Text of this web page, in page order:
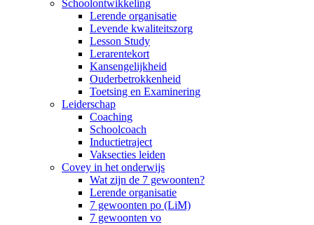
Schoolontwikkeling
Lerende organisatie
Levende kwaliteitszorg
Lesson Study
Lerarentekort
Kansengelijkheid
Ouderbetrokkenheid
Toetsing en Examinering
Leiderschap
Coaching
Schoolcoach
Inductietraject
Vaksecties leiden
Covey in het onderwijs
Wat zijn de 7 gewoonten?
Lerende organisatie
7 gewoonten po (LiM)
7 gewoonten vo